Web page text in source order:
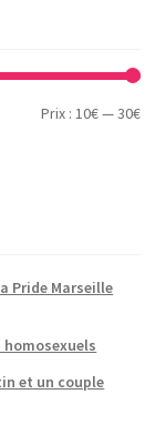
Prix
Prix
Prix :10€—30€
Pride Marseille
et un couple